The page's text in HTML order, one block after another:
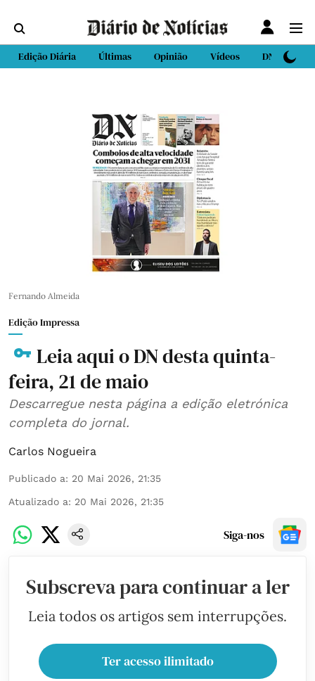
Edição Diária Últimas Opinião Vídeos DN Sport
Fernando Almeida
Edição Impressa
Leia aqui o DN desta quinta-
feira, 21 de maio
Descarregue nesta página a edição eletrónica
completa do jornal.
Carlos Nogueira
Publicado a: 20 Mai 2026, 21:35
Atualizado a: 20 Mai 2026, 21:35
Siga-nos
Subscreva para continuar a ler
Leia todos os artigos sem interrupções.
Ter acesso ilimitado